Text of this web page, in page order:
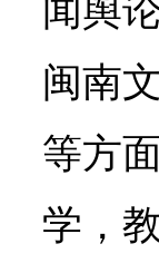
闻舆
闽南
等方
学，